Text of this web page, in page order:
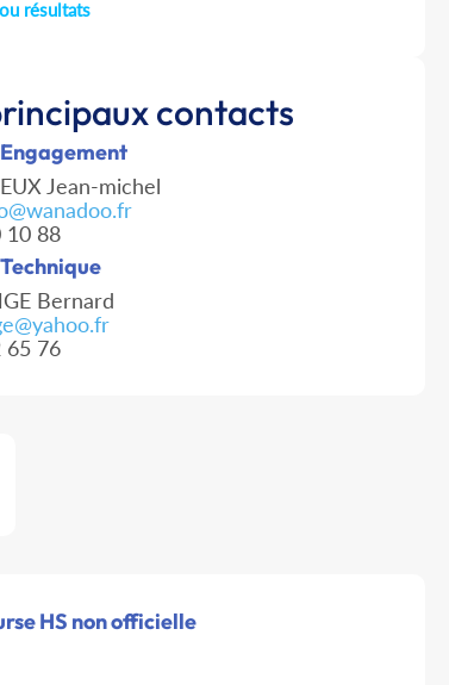
résultats
contacts
Jean-michel
10 88
Bernard
65 76
HS non officielle